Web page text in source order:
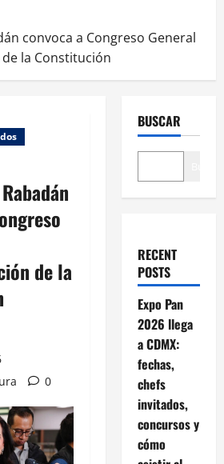
convoca a Congreso General
la Constitución
de la
0
BUSCAR
RECENT
POSTS
Expo Pan
2026 llega
a CDMX:
fechas,
chefs
invitados,
concursos y
cómo